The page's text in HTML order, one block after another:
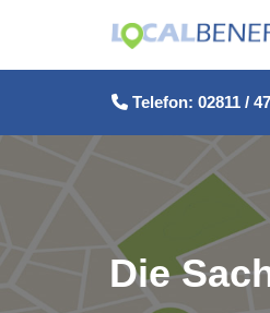
Telefon: 02811 /
Die